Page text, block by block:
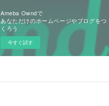
Ameba Owndで
あなただけのホームページやブログをつ
くろう
今すぐ試す